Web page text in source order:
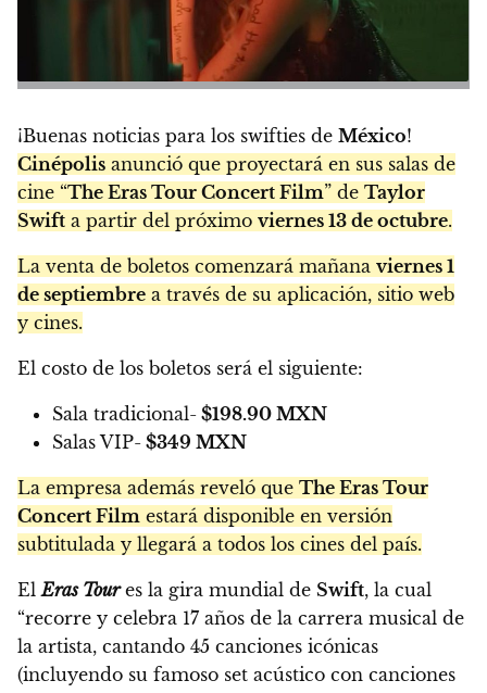
¡Buenas noticias para los swifties de México!
Cinépolis anunció que proyectará en sus salas de
cine “The Eras Tour Concert Film” de Taylor
Swift a partir del próximo viernes 13 de octubre.
La venta de boletos comenzará mañana viernes 1
de septiembre a través de su aplicación, sitio web
y cines.
El costo de los boletos será el siguiente:
Sala tradicional- $198.90 MXN
Salas VIP- $349 MXN
La empresa además reveló que The Eras Tour
Concert Film estará disponible en versión
subtitulada y llegará a todos los cines del país.
ElEras Toures la gira mundial de Swift, la cual
“recorre y celebra 17 años de la carrera musical de
la artista, cantando 45 canciones icónicas
(incluyendo su famoso set acústico con canciones